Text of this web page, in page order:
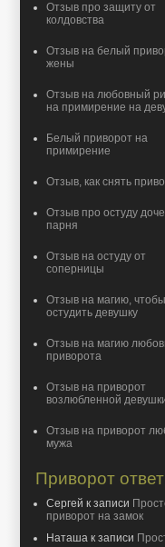
Отзыв про защиту от
колдовства
Отзыв на белый
жены
Отзыв на любовный
на примирение на
Белый приворот на
примирение
Отзыв, как снять
Отзыв про остуду
парня
Отзыв на остуду от
соперницы
Отзыв на магию, чтобы
остудить девушку
Отзыв на магию
приворота
Отзыв на приворот
возлюбленной
Отзыв на приворот
мужа
Приворот
Сергей к записи
приворот на замок
Наташа к записи